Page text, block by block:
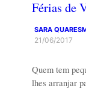
Férias de
SARA
21/06/2017
Quem tem
lhes arranjar